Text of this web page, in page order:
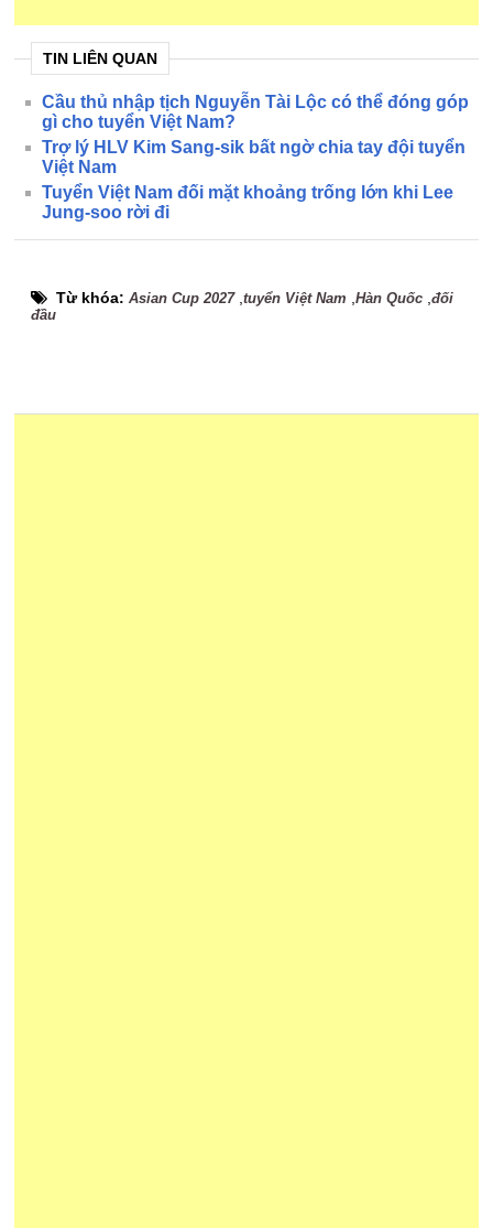
TIN LIÊN QUAN
Cầu thủ nhập tịch Nguyễn Tài Lộc có thể đóng góp
gì cho tuyển Việt Nam?
Trợ lý HLV Kim Sang-sik bất ngờ chia tay đội tuyển
Việt Nam
Tuyển Việt Nam đối mặt khoảng trống lớn khi Lee
Jung-soo rời đi
Từ khóa:Asian Cup 2027,tuyển Việt Nam ,Hàn Quốc ,đối
đầu